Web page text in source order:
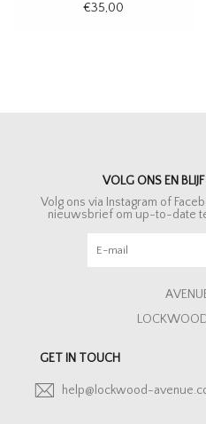
€35,00
VOLG ONS EN
Volg ons via Instagram of
nieuwsbrief om up-to-date
GET IN TOUCH
help@lockwood-